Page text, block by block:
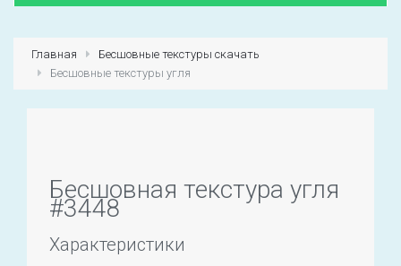
Первый раз?
Главная
Бесшовные текстуры скачать
Бесшовные текстуры угля
Бесшовная текстура угля
#3448
Характеристики